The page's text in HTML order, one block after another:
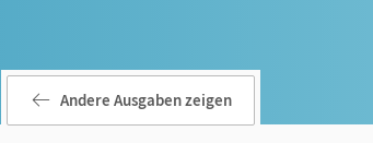
Andere Ausgaben zeigen